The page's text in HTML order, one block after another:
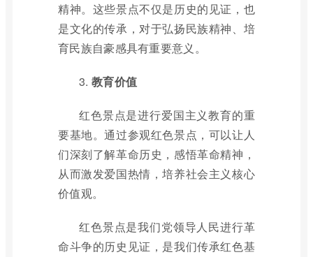
精神。这些景点不仅是历史的见证，也
是文化的传承，对于弘扬民族精神、培
育民族自豪感具有重要意义。
3. 教育价值
红色景点是进行爱国主义教育的重
要基地。通过参观红色景点，可以让人
们深刻了解革命历史，感悟革命精神，
从而激发爱国热情，培养社会主义核心
价值观。
红色景点是我们党领导人民进行革
命斗争的历史见证，是我们传承红色基